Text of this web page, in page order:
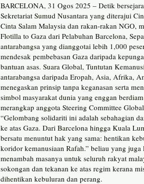
BARCELONA, 31 Ogos 2025 – Detik
Sekretariat Sumud Nusantara yang diterajui
Cinta Salam Malaysia dan rakan-rakan NGO,
Flotilla to Gaza dari Pelabuhan Barcelona,
antarabangsa yang dianggotai lebih 1,000
mendesak pembebasan Gaza daripada
bantuan asas. Suara Global, Tuntutan
antarabangsa daripada Eropah, Asia, Afrika,
menegaskan prinsip tanpa keganasan serta
simbol masyarakat dunia yang enggan
merangkap anggota Steering Committee
“Gelombang solidariti ini adalah sebahagian
ke atas Gaza. Dari Barcelona hingga Kuala
bersatu menuntut hak yang sama: hentikan
koridor kemanusiaan Rafah.” beliau yang
menambah masanya untuk seluruh rakyat
sokongan dan tekanan ke atas regim kerana
dihentikan kebuluran dan perang.